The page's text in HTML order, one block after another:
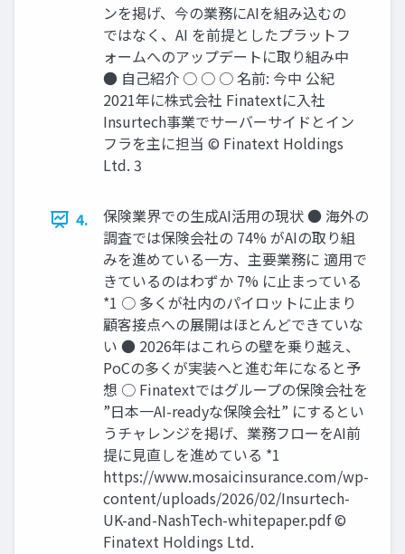
ンを掲げ、今の業務にAIを組み込むの
ではなく、AI を前提としたプラットフ
ォームへのアップデートに取り組み中
● 自己紹介 ○ ○ ○ 名前: 今中 公紀
2021年に株式会社 Finatextに入社
Insurtech事業でサーバーサイドとイン
フラを主に担当 © Finatext Holdings
Ltd. 3
4.
保険業界での生成AI活用の現状 ● 海外の
調査では保険会社の 74% がAIの取り組
みを進めている一方、主要業務に 適用で
きているのはわずか 7% に止まっている
*1 ○ 多くが社内のパイロットに止まり
顧客接点への展開はほとんどできていな
い ● 2026年はこれらの壁を乗り越え、
PoCの多くが実装へと進む年になると予
想 ○ Finatextではグループの保険会社を
”日本一AI-readyな保険会社” にするとい
うチャレンジを掲げ、業務フローをAI前
提に見直しを進めている *1
https://www.mosaicinsurance.com/wp-
content/uploads/2026/02/Insurtech-
UK-and-NashTech-whitepaper.pdf ©
Finatext Holdings Ltd.